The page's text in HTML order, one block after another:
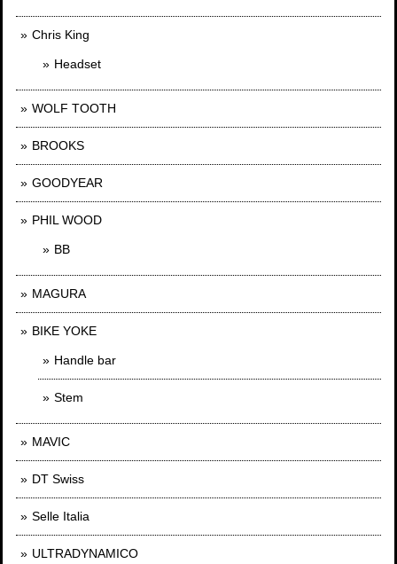
Chris King
Headset
WOLF TOOTH
BROOKS
GOODYEAR
PHIL WOOD
BB
MAGURA
BIKE YOKE
Handle bar
Stem
MAVIC
DT Swiss
Selle Italia
ULTRADYNAMICO